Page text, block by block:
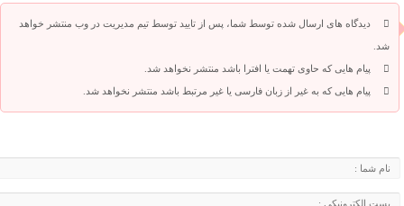
دیدگاه های ارسال شده توسط شما، پس از تایید توسط تیم مدیریت در وب منتشر خواهد
شد.
پیام هایی که حاوی تهمت یا افترا باشد منتشر نخواهد شد.
پیام هایی که به غیر از زبان فارسی یا غیر مرتبط باشد منتشر نخواهد شد.